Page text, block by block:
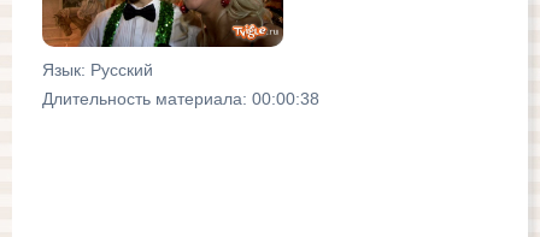
Язык: Русский
Длительность материала: 00:00:38